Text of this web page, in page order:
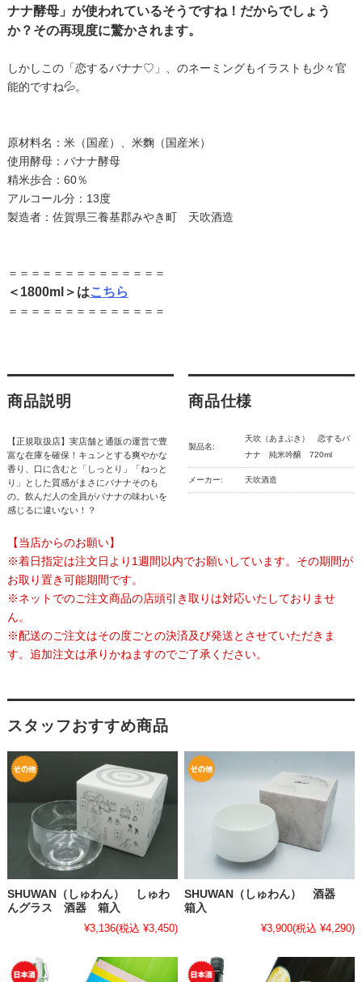
ナナ酵母」が使われているそうですね！だからでしょう
か？その再現度に驚かされます。
しかしこの「恋するバナナ♡」、のネーミングもイラストも少々官
能的ですね💦。
原材料名：米（国産）、米麴（国産米）
使用酵母：バナナ酵母
精米歩合：60％
アルコール分：13度
製造者：佐賀県三養基郡みやき町 天吹酒造
＝＝＝＝＝＝＝＝＝＝＝＝＝＝
＜1800ml＞はこちら
＝＝＝＝＝＝＝＝＝＝＝＝＝＝
商品説明
【正規取扱店】実店舗と通販の運営で豊
富な在庫を確保！キュンとする爽やかな
香り、口に含むと「しっとり」「ねっと
り」とした質感がまさにバナナそのも
の。飲んだ人の全員がバナナの味わいを
感じるに違いない！？
商品仕様
製品名:
天吹（あまぶき） 恋するバ
ナナ 純米吟醸 720ml
メーカー: 天吹酒造
【当店からのお願い】
※着日指定は注文日より1週間以内でお願いしています。その期間が
お取り置き可能期間です。
※ネットでのご注文商品の店頭引き取りは対応いたしておりませ
ん。
※配送のご注文はその度ごとの決済及び発送とさせていただきま
す。追加注文は承りかねますのでご了承ください。
スタッフおすすめ商品
SHUWAN（しゅわん） しゅわ
んグラス 酒器 箱入
¥3,136(税込 ¥3,450)
SHUWAN（しゅわん） 酒器
箱入
¥3,900(税込 ¥4,290)